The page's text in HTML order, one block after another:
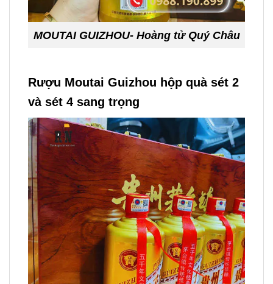
MOUTAI GUIZHOU- Hoàng tử Quý Châu
Rượu Moutai Guizhou hộp quà sét 2
và sét 4 sang trọng